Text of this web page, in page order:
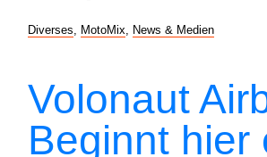
Diverses MotoMix News & Medien
Volonaut
Beginnt hier